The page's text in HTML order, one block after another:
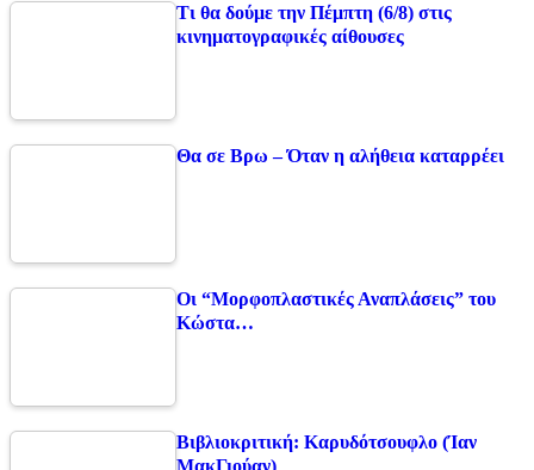
Τι θα δούμε την Πέμπτη (6/8) στις
κινηματογραφικές αίθουσες
Θα σε Βρω – Όταν η αλήθεια καταρρέει
Οι “Μορφοπλαστικές Αναπλάσεις” του
Κώστα…
Βιβλιοκριτική: Καρυδότσουφλο (Ίαν
ΜακΓιούαν)